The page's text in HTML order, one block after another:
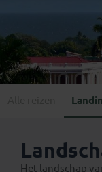
Het landschap